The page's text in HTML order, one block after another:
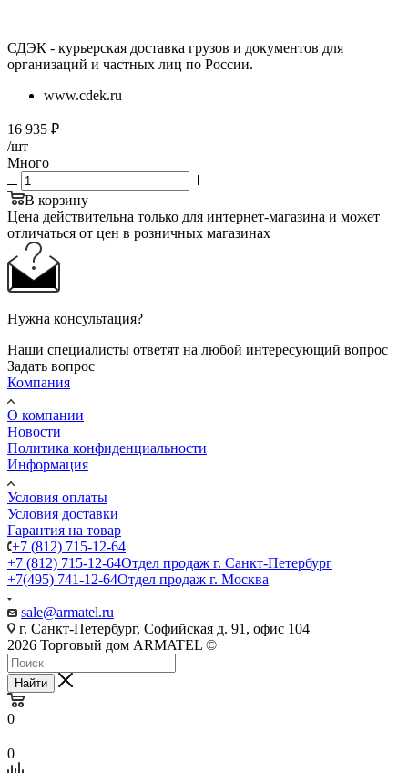
СДЭК - курьерская доставка грузов и документов для
организаций и частных лиц по России.
www.cdek.ru
16 935 ₽
/шт
Много
В корзину
Цена действительна только для интернет-магазина и может
отличаться от цен в розничных магазинах
Нужна консультация?
Наши специалисты ответят на любой интересующий вопрос
Задать вопрос
Компания
О компании
Новости
Политика конфиденциальности
Информация
Условия оплаты
Условия доставки
Гарантия на товар
+7 (812) 715-12-64
+7 (812) 715-12-64Отдел продаж г. Санкт-Петербург
+7(495) 741-12-64Отдел продаж г. Москва
sale@armatel.ru
г. Санкт-Петербург, Софийская д. 91, офис 104
2026 Торговый дом ARMATEL ©
Найти
0
0